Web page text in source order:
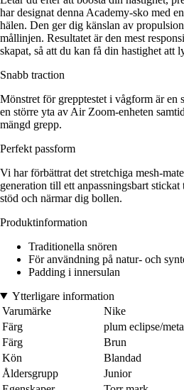
har designat denna Academy-sko med
hälen. Den ger dig känslan av
mållinjen. Resultatet är den mest
skapat, så att du kan få din hastighet att
Snabb traction
Mönstret för grepptestet i vågform är en
en större yta av Air Zoom-enheten
mängd grepp.
Perfekt passform
Vi har förbättrat det stretchiga mesh-
generation till ett anpassningsbart
stöd och närmar dig bollen.
Produktinformation
Traditionella snören
För användning på natur- och
Padding i innersulan
Ytterligare information
Varumärke
Nike
Färg
plum eclipse/
Färg
Brun
Kön
Blandad
Åldersgrupp
Junior